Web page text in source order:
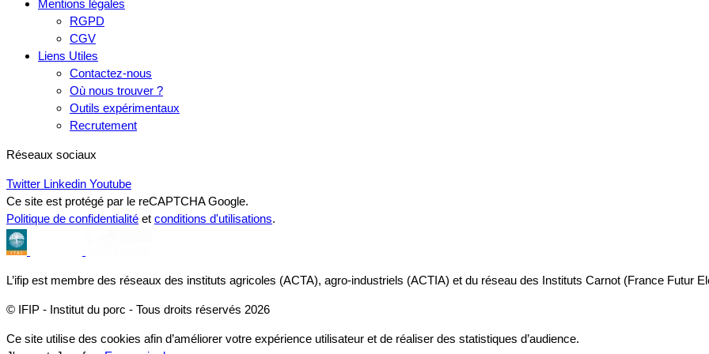
Mentions légales
RGPD
CGV
Liens Utiles
Contactez-nous
Où nous trouver ?
Outils expérimentaux
Recrutement
Réseaux sociaux
Twitter Linkedin Youtube
Ce site est protégé par le reCAPTCHA Google.
Politique de confidentialité et conditions d'utilisations.
L’ifip est membre des réseaux des instituts agricoles (ACTA), agro-industriels (ACTIA) et du réseau des Instituts Carnot (France Futur
© IFIP - Institut du porc - Tous droits réservés 2026
Ce site utilise des cookies afin d’améliorer votre expérience utilisateur et de réaliser des statistiques d’audience.